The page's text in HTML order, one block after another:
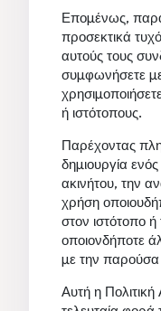
Επομένως,
προσεκτικά
αυτούς τους
συμφωνήσετε
ή ιστότοπους.
Παρέχοντας
δημιουργία
ακινήτου, την
χρήση
στον ιστότοπο
οποιονδήποτε
με την παρούσα
Αυτή η